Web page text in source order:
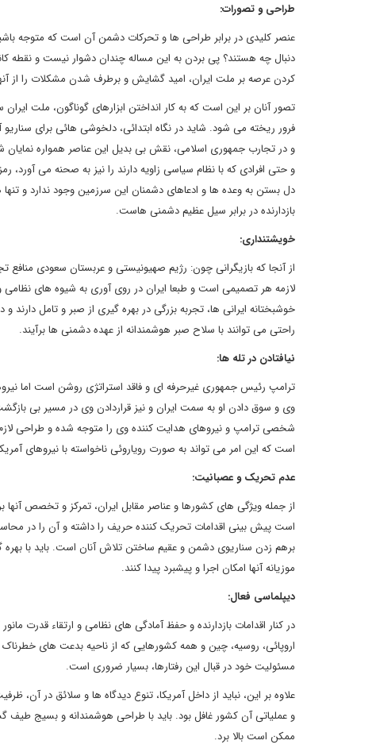
طراحی و تصورات:
عنصر کلیدی در برابر طراحی ها و تحرکات دشمن آن است که متوجه باشیم
دنبال چه هستند؟ پی بردن به این مساله چندان دشوار نیست و نقطه
کردن عرصه بر ملت ایران، امید گشایش و برطرف شدن مشکلات را از
تصور آنان بر این است که به کار انداختن ابزارهای گوناگون، ملت
فرور ریخته می شود. شاید در نگاه ابتدائی، دلخوشی هائی برای
و در تجارب جمهوری اسلامی، نقش بی بدیل این عناصر همواره
و حتی افرادی که با نظام سیاسی زاویه دارند را نیز به صحنه می آورد،
دل بستن به وعده ها و ادعاهای دشمنان این سرزمین وجود ندارد و
بازدارنده در برابر سیل عظیم دشمنی هاست.
خویشتنداری:
از آنجا که بازیگرانی چون: رژیم صهیونیستی و عربستان سعودی منافع
لازمه هر تصمیمی است و طبعا ایران در روی آوری به شیوه های نظامی
خوشبختانه ایرانی ها، تجربه بزرگی در بهره گیری از صبر و تامل
راحتی می توانند با سلاح صبر هوشمندانه از عهده دشمنی ها برآیند.
نیافتادن در تله ها:
ترامپ رئیس جمهوری غیرحرفه ای و فاقد استراتژی روشن است اما
وی و سوق دادن او به سمت ایران و نیز قراردادن وی در مسیر بی
شخصی ترامپ و نیروهای هدایت کننده وی را متوجه شده و طراحی
است که این امر می تواند به صورت رویاروئی ناخواسته با نیروهای
عدم تحریک و عصبانیت:
از جمله ویژگی های کشورها و عناصر مقابل ایران، تمرکز و تخصص
است پیش بینی اقدامات تحریک کننده حریف را داشته و آن را در
برهم زدن سناریوی دشمن و عقیم ساختن تلاش آنان است. باید با بهره
موزیانه آنها امکان اجرا و پیشبرد پیدا کنند.
دیپلماسی فعال:
در کنار اقدامات بازدارنده و حفظ آمادگی های نظامی و ارتقاء قدرت
اروپائی، روسیه، چین و همه کشورهایی که از ناحیه بدعت های
مسئولیت خود در قبال این رفتارها، بسیار ضروری است.
علاوه بر این، نباید از داخل آمریکا، تنوع دیدگاه ها و سلائق در
و عملیاتی آن کشور غافل بود. باید با طراحی هوشمندانه و بسیج طیف
ممکن است بالا برد.